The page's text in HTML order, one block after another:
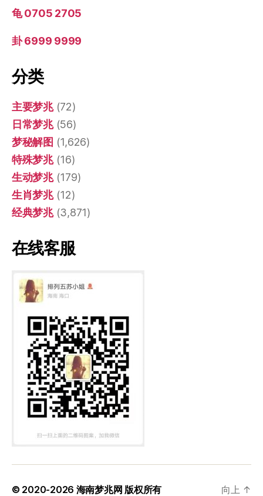
龟 0705 2705
卦 6999 9999
分类
主要梦兆(72)
日常梦兆(56)
梦秘解图 (1,626)
特殊梦兆(16)
生动梦兆(179)
生肖梦兆(12)
经典梦兆(3,871)
在线客服
© 2020-2026 海南梦兆网 版权所有 向上 ↑